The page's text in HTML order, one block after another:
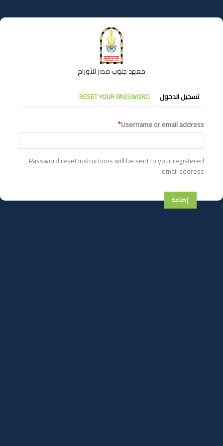
إلى
المحتوى
معهد جنوب مصر للأورام
التبويبات
الأساسية
تسجيل الدخول RESET YOUR PASSWORD
Username or email address
Password reset instructions will be sent to your registered
email address.